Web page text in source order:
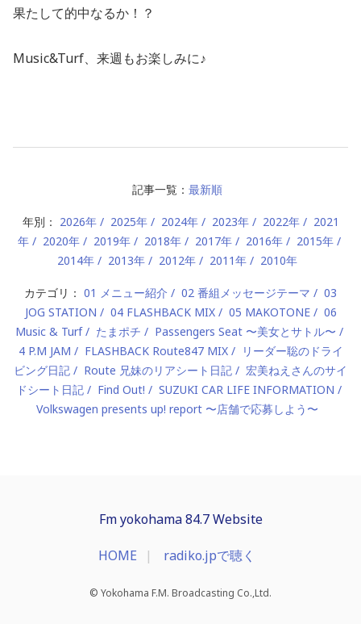
果たして的中なるか！？
Music&Turf、来週もお楽しみに♪
記事一覧： 最新順
年別： 2026年 2025年 2024年 2023年 2022年
2021
年
2020年 2019年 2018年 2017年 2016年
2015年
2014年
2013年 2012年 2011年 2010年
カテゴリ： 01 メニュー紹介 02 番組メッセージテーマ
03
JOG STATION
04 FLASHBACK MIX 05 MAKOTONE
06
Music & Turf
たまポチ
Passengers Seat 〜美女とサトル〜
4 P.M JAM
FLASHBACK Route847 MIX
リーダー聡のドライ
ビング日記
Route 兄妹のリアシート日記
宏美ねえさんのサイ
ドシート日記
Find Out!
SUZUKI CAR LIFE INFORMATION
Volkswagen presents up! report 〜店舗で応募しよう〜
Fm yokohama 84.7 Website
HOME radiko.jpで聴く
© Yokohama F.M. Broadcasting Co.,Ltd.